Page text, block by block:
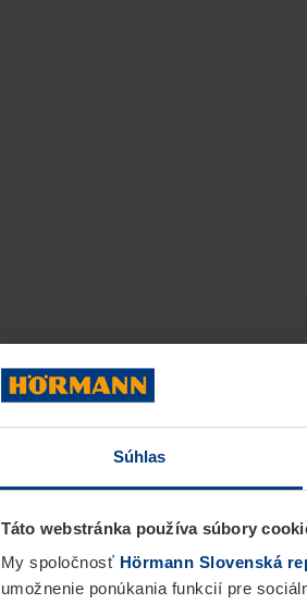
Súhlas
Táto webstránka používa súbory
My spoločnosť Hörmann Slovenská
umožnenie ponúkania funkcií pre